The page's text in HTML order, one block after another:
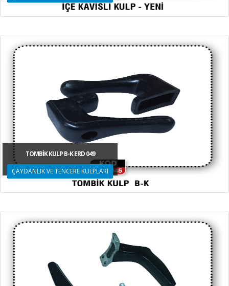
TOMBİK KULP B-K ERD 049
ÇAYDANLIK VE TENCERE KULPLARI